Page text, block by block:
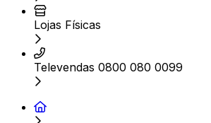
Lojas Físicas
Televendas 0800 080 0099